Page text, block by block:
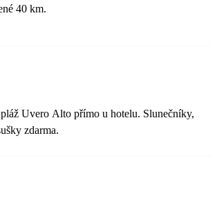
40 km.
Uvero Alto přímo u hotelu. Slunečníky,
zdarma.